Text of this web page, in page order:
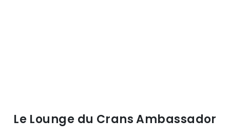
Le Lounge du Crans Ambassador